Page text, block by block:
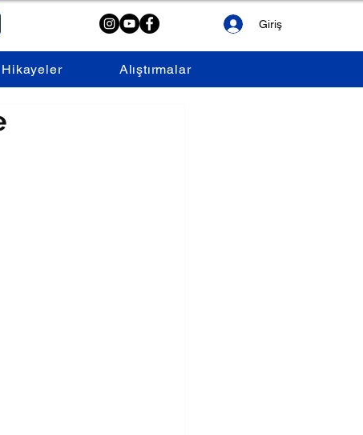
Giriş
Hikayeler Alıştırmalar